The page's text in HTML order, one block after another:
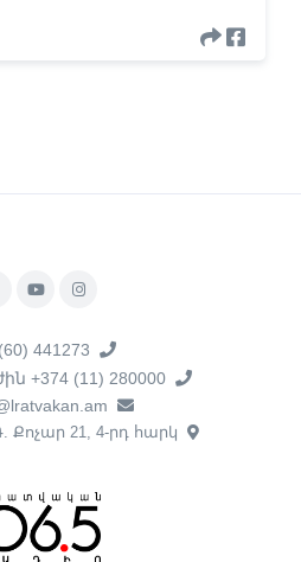
441273
+374 (11) 280000
Քոչար 21, 4-րդ հարկ